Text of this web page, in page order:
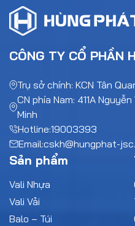
CÔNG TY CỔ PHẦN
Trụ sở chính: KCN Tân
CN phía Nam: 411A
Minh
Hotline:19003393
Email:cskh@hungphat-
Sản phẩm
Vali Nhựa
Vali Vải
Balo – Túi